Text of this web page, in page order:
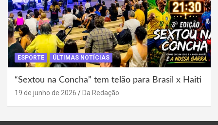
ESPORTE ÚLTIMAS NOTÍCIAS
“Sextou na Concha” tem telão para Brasil x Haiti
19 de junho de 2026 Da Redação